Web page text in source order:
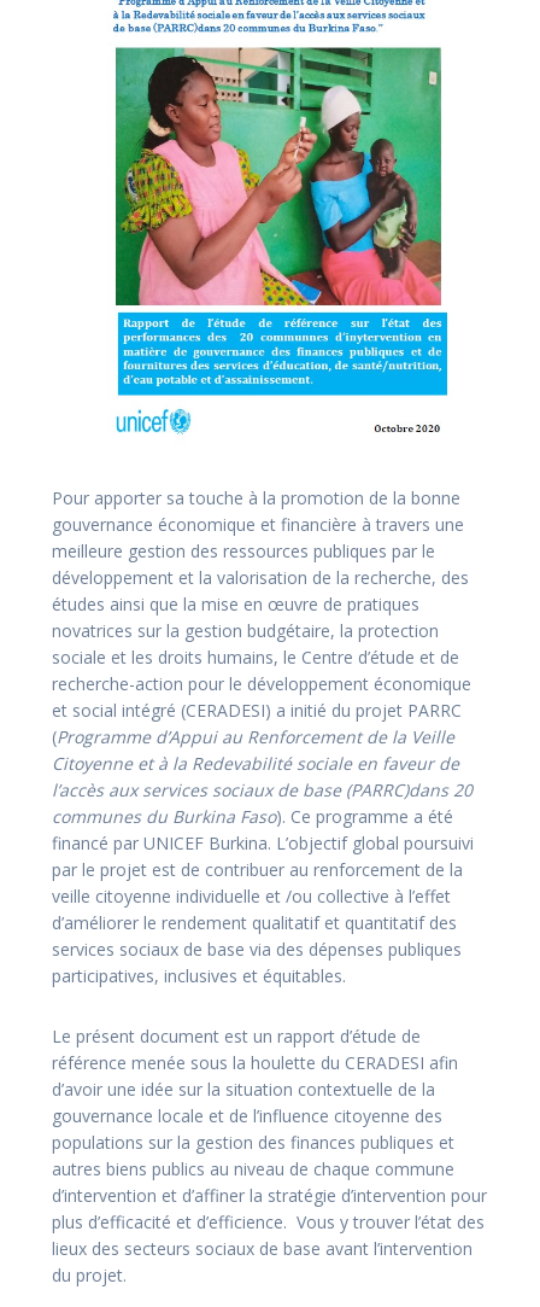
Pour apporter sa touche à la promotion de la bonne
gouvernance économique et financière à travers une
meilleure gestion des ressources publiques par le
développement et la valorisation de la recherche, des
études ainsi que la mise en œuvre de pratiques
novatrices sur la gestion budgétaire, la protection
sociale et les droits humains, le Centre d’étude et de
recherche-action pour le développement économique
et social intégré (CERADESI) a initié du projet PARRC
(Programme d’Appui au Renforcement de la Veille
Citoyenne et à la Redevabilité sociale en faveur de
l’accès aux services sociaux de base (PARRC)dans 20
communes du Burkina Faso). Ce programme a été
financé par UNICEF Burkina. L’objectif global poursuivi
par le projet est de contribuer au renforcement de la
veille citoyenne individuelle et /ou collective à l’effet
d’améliorer le rendement qualitatif et quantitatif des
services sociaux de base via des dépenses publiques
participatives, inclusives et équitables.
Le présent document est un rapport d’étude de
référence menée sous la houlette du CERADESI afin
d’avoir une idée sur la situation contextuelle de la
gouvernance locale et de l’influence citoyenne des
populations sur la gestion des finances publiques et
autres biens publics au niveau de chaque commune
d’intervention et d’affiner la stratégie d’intervention pour
plus d’efficacité et d’efficience. Vous y trouver l’état des
lieux des secteurs sociaux de base avant l’intervention
du projet.